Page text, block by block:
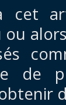
cet
de